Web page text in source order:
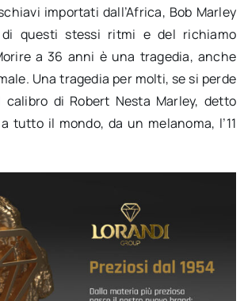
importati dall’Africa, Bob Marley
questi stessi ritmi e del richiamo
a 36 anni è una tragedia, anche
Una tragedia per molti, se si perde
di Robert Nesta Marley, detto
tutto il mondo, da un melanoma, l’11